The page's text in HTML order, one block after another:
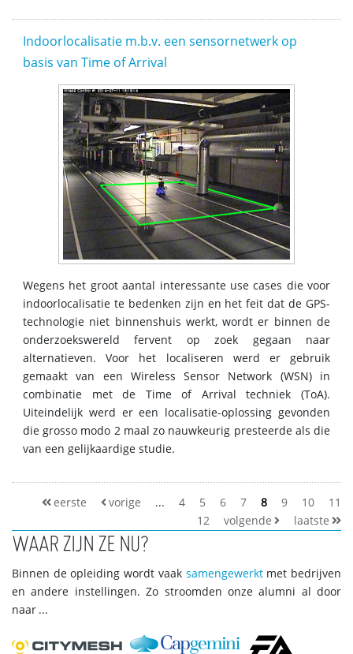
Indoorlocalisatie m.b.v. een sensornetwerk op
basis van Time of Arrival
Wegens het groot aantal interessante use cases die voor
indoorlocalisatie te bedenken zijn en het feit dat de GPS-
technologie niet binnenshuis werkt, wordt er binnen de
onderzoekswereld fervent op zoek gegaan naar
alternatieven. Voor het localiseren werd er gebruik
gemaakt van een Wireless Sensor Network (WSN) in
combinatie met de Time of Arrival techniek (ToA).
Uiteindelijk werd er een localisatie-oplossing gevonden
die grosso modo 2 maal zo nauwkeurig presteerde als die
van een gelijkaardige studie.
eerste vorige ... 4 5 6 7 8 9 10
11
12
volgende laatste
WAAR ZIJN ZE NU?
Binnen de opleiding wordt vaak samengewerktmet bedrijven
en andere instellingen. Zo stroomden onze alumni al door
naar ...